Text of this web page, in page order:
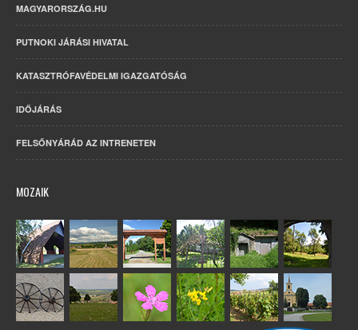
MAGYARORSZÁG.HU
PUTNOKI JÁRÁSI HIVATAL
KATASZTRÓFAVÉDELMI IGAZGATÓSÁG
IDŐJÁRÁS
FELSŐNYÁRÁD AZ INTRENETEN
MOZAIK